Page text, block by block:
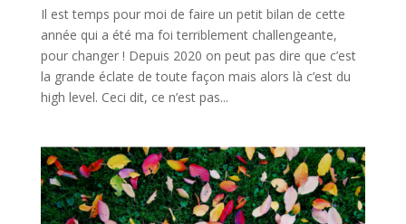
Il est temps pour moi de faire un petit bilan de cette
année qui a été ma foi terriblement challengeante,
pour changer ! Depuis 2020 on peut pas dire que c’est
la grande éclate de toute façon mais alors là c’est du
high level. Ceci dit, ce n’est pas...